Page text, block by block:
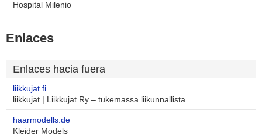
Hospital Milenio
Enlaces
Enlaces hacia fuera
liikkujat.fi
liikkujat | Liikkujat Ry – tukemassa liikunnallista
haarmodells.de
Kleider Models